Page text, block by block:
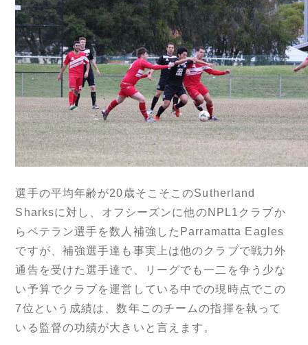
選手の平均年齢が20歳そこそこのSutherland
Sharksに対し、オフシーズンに他のNPL1クラブか
らベテラン選手を数人補強したParramatta Eagles
ですが、補強選手達も事実上は他のクラブで戦力外
通告を受けた選手達で、リーグでも一二を争う少な
い予算でクラブを運営している中での現時点でこの
7位という成績は、数年このチームの指揮を執って
いる監督の功績が大きいと言えます。